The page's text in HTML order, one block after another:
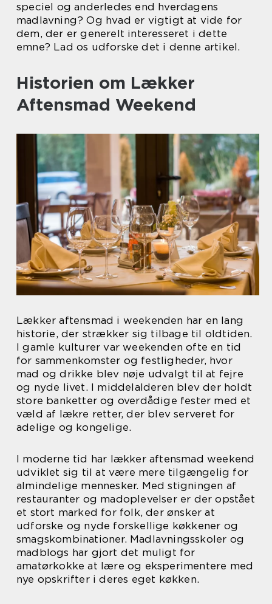
speciel og anderledes end hverdagens
madlavning? Og hvad er vigtigt at vide for
dem, der er generelt interesseret i dette
emne? Lad os udforske det i denne artikel.
Historien om Lækker
Aftensmad Weekend
Lækker aftensmad i weekenden har en lang
historie, der strækker sig tilbage til oldtiden.
I gamle kulturer var weekenden ofte en tid
for sammenkomster og festligheder, hvor
mad og drikke blev nøje udvalgt til at fejre
og nyde livet. I middelalderen blev der holdt
store banketter og overdådige fester med et
væld af lækre retter, der blev serveret for
adelige og kongelige.
I moderne tid har lækker aftensmad weekend
udviklet sig til at være mere tilgængelig for
almindelige mennesker. Med stigningen af
restauranter og madoplevelser er der opstået
et stort marked for folk, der ønsker at
udforske og nyde forskellige køkkener og
smagskombinationer. Madlavningsskoler og
madblogs har gjort det muligt for
amatørkokke at lære og eksperimentere med
nye opskrifter i deres eget køkken.